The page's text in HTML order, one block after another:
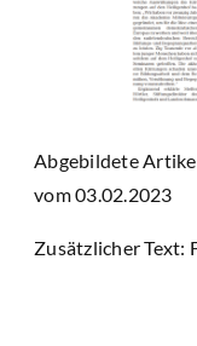
Abgebildete
vom 03.02.2023
Zusätzlicher Text: